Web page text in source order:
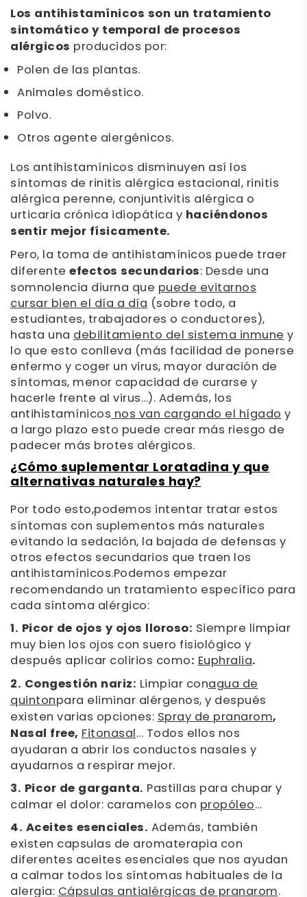
Los antihistamínicos son un tratamiento
sintomático y temporal de procesos
alérgicos producidos por:
Polen de las plantas.
Animales doméstico.
Polvo.
Otros agente alergénicos.
Los antihistamínicos disminuyen así los
síntomas de rinitis alérgica estacional, rinitis
alérgica perenne, conjuntivitis alérgica o
urticaria crónica idiopática y haciéndonos
sentir mejor físicamente.
Pero, la toma de antihistamínicos puede traer
diferente efectos secundarios: Desde una
somnolencia diurna que puede evitarnos
cursar bien el día a día (sobre todo, a
estudiantes, trabajadores o conductores),
hasta una debilitamiento del sistema inmuney
lo que esto conlleva (más facilidad de ponerse
enfermo y coger un virus, mayor duración de
síntomas, menor capacidad de curarse y
hacerle frente al virus…). Además, los
antihistamínicosnos van cargando el hígadoy
a largo plazo esto puede crear más riesgo de
padecer más brotes alérgicos.
¿Cómo suplementar Loratadina y que
alternativas naturales hay?
Por todo esto,podemos intentar tratar estos
síntomas con suplementos más naturales
evitando la sedación, la bajada de defensas y
otros efectos secundarios que traen los
antihistamínicos.Podemos empezar
recomendando un tratamiento específico para
cada síntoma alérgico:
1. Picor de ojos y ojos lloroso: Siempre limpiar
muy bien los ojos con suero fisiológico y
después aplicar colirios como:Euphralia.
2. Congestión nariz: Limpiar conagua de
quintonpara eliminar alérgenos, y después
existen varias opciones:Spray de pranarom,
Nasal free, Fitonasal... Todos ellos nos
ayudaran a abrir los conductos nasales y
ayudarnos a respirar mejor.
3. Picor de garganta. Pastillas para chupar y
calmar el dolor: caramelos con propóleo…
4. Aceites esenciales. Además, también
existen capsulas de aromaterapia con
diferentes aceites esenciales que nos ayudan
a calmar todos los síntomas habituales de la
alergia:Cápsulas antialérgicas de pranarom.